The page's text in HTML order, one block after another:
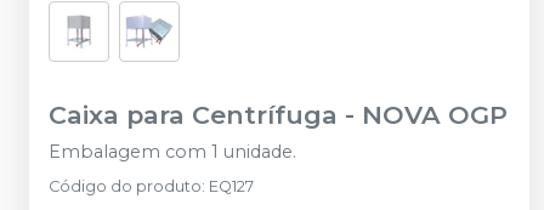
Caixa para Centrífuga - NOVA OGP
Embalagem com 1 unidade.
Código do produto: EQ127